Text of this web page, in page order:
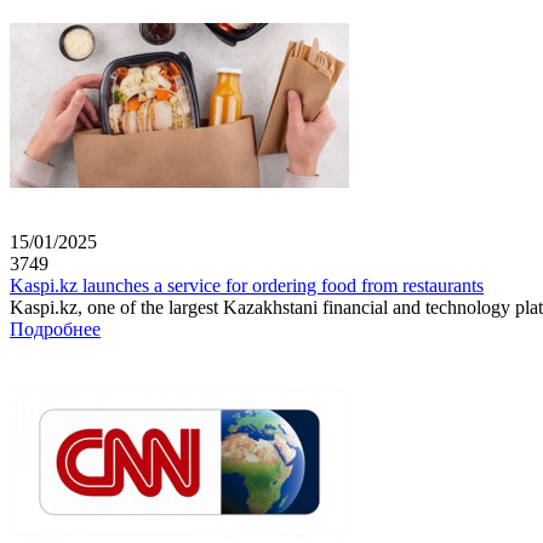
15/01/2025
3749
Kaspi.kz launches a service for ordering food from restaurants
Kaspi.kz, one of the largest Kazakhstani financial and technology
Подробнее